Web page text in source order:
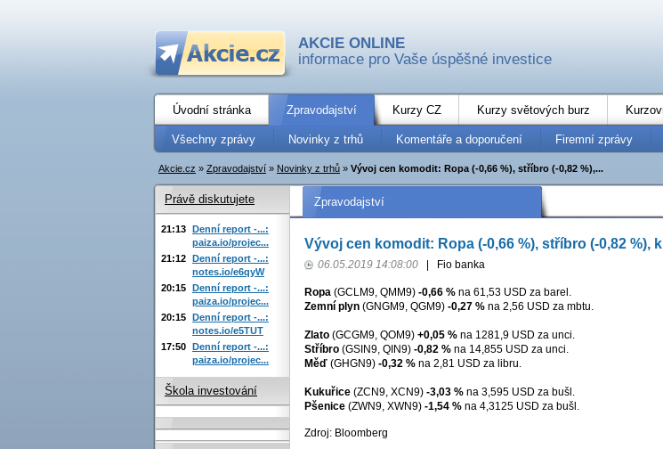
AKCIE ONLINE
informace pro Vaše úspěšné investice
Úvodní stránka Zpravodajství Kurzy CZ Kurzy světových burz
Všechny zprávy Novinky z trhů Komentáře a doporučení Firemní zprávy
Akcie.cz » Zpravodajství » Novinky z trhů » Vývoj cen komodit: Ropa (-0,66 %), stříbro (-0,82 %),...
Zpravodajství
Vývoj cen komodit: Ropa (-0,66 %), stříbro (-0,82 %),
06.05.2019 14:08:00 Fio banka
Ropa (GCLM9, QMM9) -0,66 % na 61,53 USD za barel.
Zemní plyn (GNGM9, QGM9) -0,27 % na 2,56 USD za mbtu.
Zlato (GCGM9, QOM9) +0,05 % na 1281,9 USD za unci.
Stříbro (GSIN9, QIN9) -0,82 % na 14,855 USD za unci.
Měď (GHGN9) -0,32 % na 2,81 USD za libru.
Kukuřice (ZCN9, XCN9) -3,03 % na 3,595 USD za bušl.
Pšenice (ZWN9, XWN9) -1,54 % na 4,3125 USD za bušl.
Zdroj: Bloomberg
Právě diskutujete
21:13 Denní report -...:
paiza.io/projec...
21:12 Denní report -...:
notes.io/e6qyW
20:15 Denní report -...:
paiza.io/projec...
20:15 Denní report -...:
notes.io/e5TUT
17:50 Denní report -...:
paiza.io/projec...
Škola investování